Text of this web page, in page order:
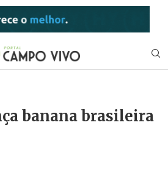
banana brasileira